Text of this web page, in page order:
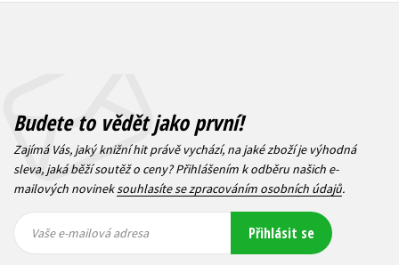
Budete to vědět jako první!
Zajímá Vás, jaký knižní hit právě vychází, na jaké zboží je výhodná
sleva, jaká běží soutěž o ceny? Přihlášením k odběru našich e-
mailových novineksouhlasíte se zpracováním osobních údajů.
mailová
mailová
Vaše e-mailová adresa Přihlásit se